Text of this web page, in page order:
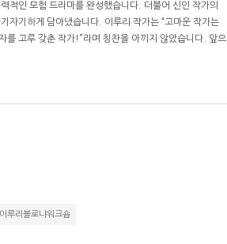
적인 모험 드라마를 완성했습니다. 더불어 신인 작가의
자기하게 담아냈습니다. 이루리 작가는 “고마운 작가는
를 고루 갖춘 작가!”라며 칭찬을 아끼지 않았습니다. 앞으
이루리볼로냐워크숍